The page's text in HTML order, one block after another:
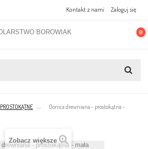
Zaloguj się
Kontakt z nami
0
PROSTOKĄTNE
Donica drewniana - prostokątna -
Zobacz większe